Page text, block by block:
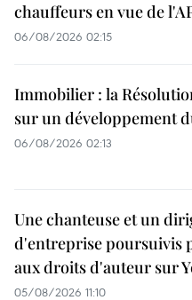
chauffeurs en vue de
06/08/2026 02:15
Immobilier : la
sur un développement
06/08/2026 02:13
Une chanteuse et un
d'entreprise poursuivis
aux droits d'auteur sur
05/08/2026 11:10